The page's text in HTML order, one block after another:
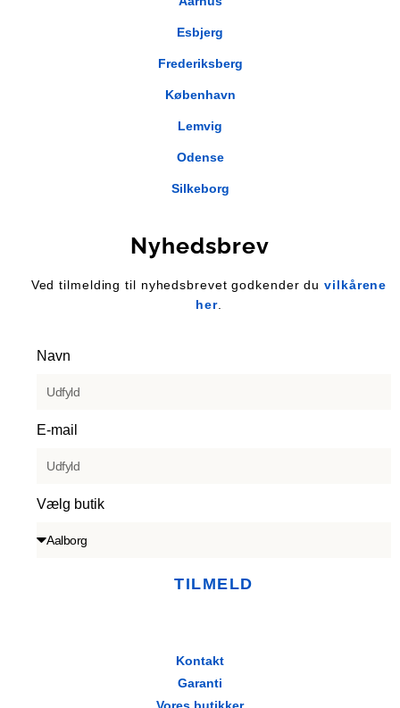
Esbjerg
Frederiksberg
København
Lemvig
Odense
Silkeborg
Nyhedsbrev
Ved tilmelding til nyhedsbrevet godkender duvilkårene
her.
Navn
E-mail
Vælg butik
TILMELD
Kontakt
Garanti
Vores butikker